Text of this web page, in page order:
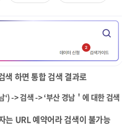
색 하면 통합 검색 결과로
‘) -> 검색 -> ‘부산 경남＇에 대한 검색
는 URL 예약어라 검색이 불가능